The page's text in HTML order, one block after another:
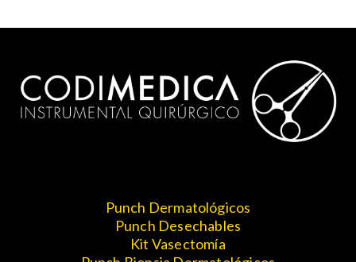
Punch Dermatológicos
Punch Desechables
Kit Vasectomía